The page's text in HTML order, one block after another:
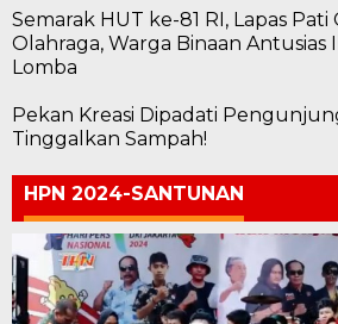
Semarak HUT ke-81 RI, Lapas
Olahraga, Warga Binaan Antusias
Lomba
Pekan Kreasi Dipadati
Tinggalkan Sampah!
HPN 2024-SANTUNAN